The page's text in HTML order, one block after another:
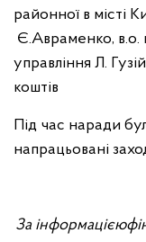
районної в місті
Є.Авраменко, в.о.
управління Л.
коштів
Під час наради
напрацьовані
За інформацією